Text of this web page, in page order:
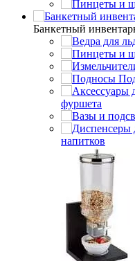
Банкетный
фуршета
напитков